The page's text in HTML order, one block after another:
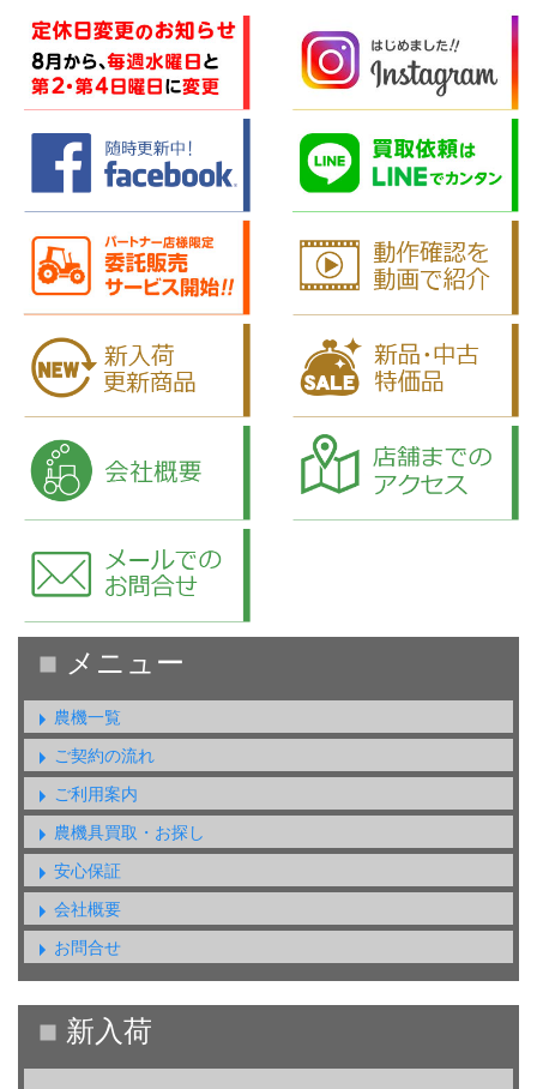
農機一覧
ご契約の流れ
ご利用案内
農機具買取・お探し
安心保証
会社概要
お問合せ